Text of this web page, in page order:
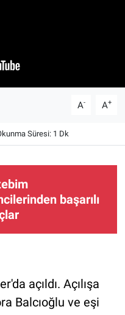
A- A+
Süresi: 1 Dk
başarılı
açıldı. Açılışa
Balcıoğlu ve eşi